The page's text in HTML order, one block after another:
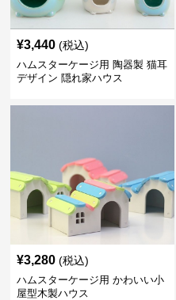
¥3,440 (税込)
ハムスターケージ用 陶器製 猫耳
デザイン 隠れ家ハウス
¥3,280 (税込)
ハムスターケージ用 かわいい小
屋型木製ハウス